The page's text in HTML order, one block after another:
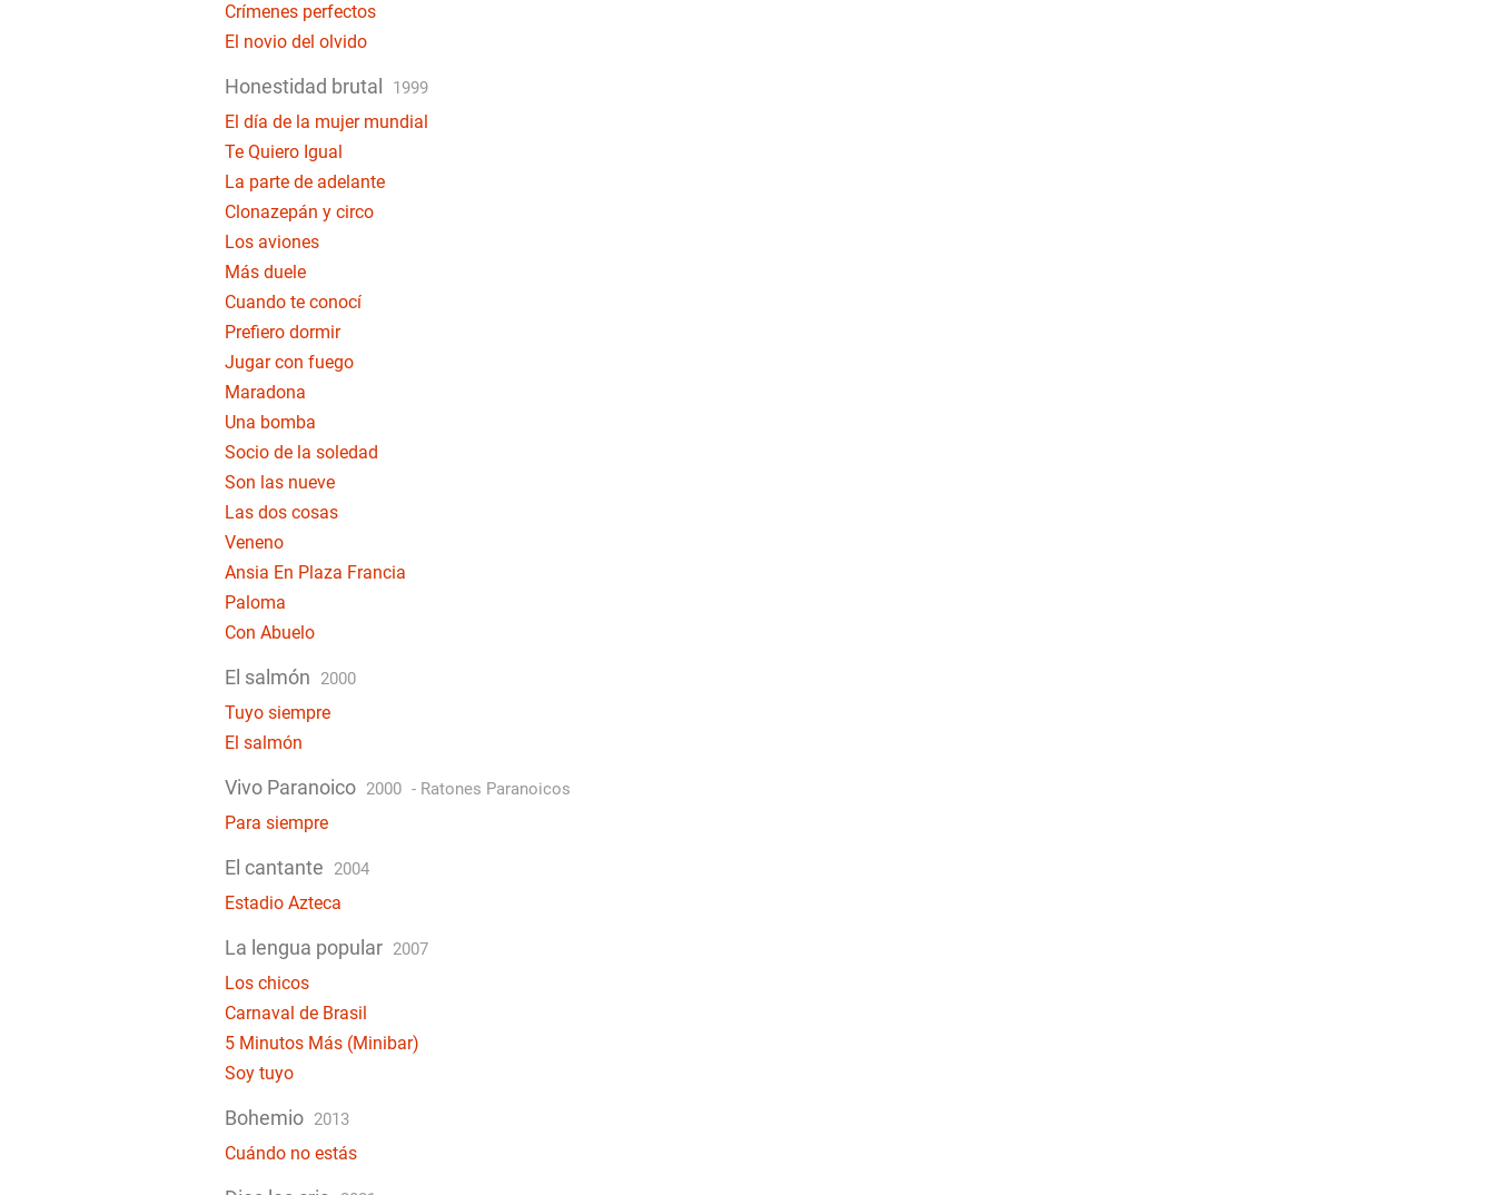
Crímenes perfectos
El novio del olvido
Honestidad brutal 1999
El día de la mujer mundial
Te Quiero Igual
La parte de adelante
Clonazepán y circo
Los aviones
Más duele
Cuando te conocí
Prefiero dormir
Jugar con fuego
Maradona
Una bomba
Socio de la soledad
Son las nueve
Las dos cosas
Veneno
Ansia En Plaza Francia
Paloma
Con Abuelo
El salmón 2000
Tuyo siempre
El salmón
Vivo Paranoico 2000 - Ratones Paranoicos
Para siempre
El cantante 2004
Estadio Azteca
La lengua popular 2007
Los chicos
Carnaval de Brasil
5 Minutos Más (Minibar)
Soy tuyo
Bohemio 2013
Cuándo no estás